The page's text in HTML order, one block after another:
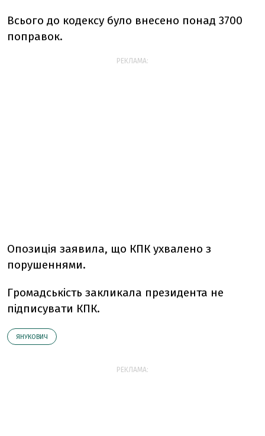
Всього до кодексу було внесено понад 3700
поправок.
РЕКЛАМА:
Опозиція заявила, що КПК ухвалено з
порушеннями.
Громадськість закликала президента не
підписувати КПК.
ЯНУКОВИЧ
РЕКЛАМА: